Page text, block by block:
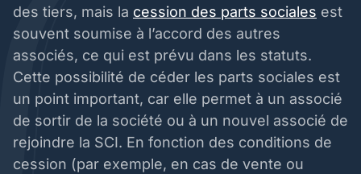
des tiers, mais la cession des parts sociales est
souvent soumise à l’accord des autres
associés, ce qui est prévu dans les statuts.
Cette possibilité de céder les parts sociales est
un point important, car elle permet à un associé
de sortir de la société ou à un nouvel associé de
rejoindre la SCI. En fonction des conditions de
cession (par exemple, en cas de vente ou